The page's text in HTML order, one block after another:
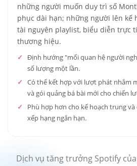
những người muốn duy trì số
phục dài hạn; những người lên kế
tài nguyên playlist, biểu diễn trực
thương hiệu.
Định hướng "mối quan hệ người
số lượng một lần.
Có thể kết hợp với lượt phát nhắm
và gói quảng bá bài mới cho chiến
Phù hợp hơn cho kế hoạch trung
xếp hạng ngắn hạn.
Dịch vụ tăng trưởng Spotify